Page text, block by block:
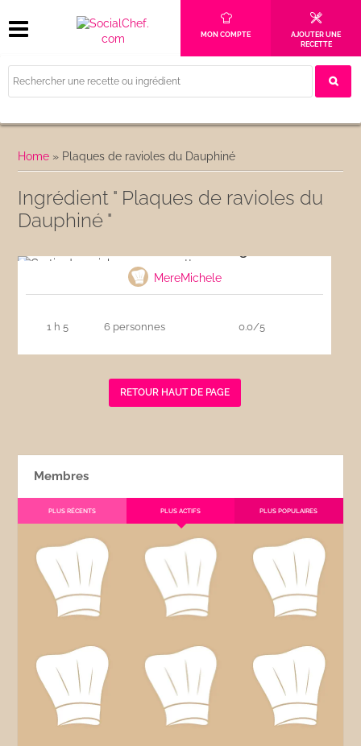
MON COMPTE
AJOUTER UNE
RECETTE
Home » Plaques de ravioles du Dauphiné
Ingrédient " Plaques de ravioles du
Dauphiné "
MereMichele
1 h 5 6 personnes 0.0/5
RETOUR HAUT DE PAGE
Membres
PLUS RÉCENTS PLUS ACTIFS PLUS POPULAIRES